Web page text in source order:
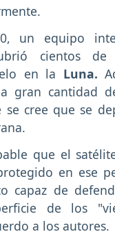
un equipo
cientos
en la Luna.
gran cantidad
cree que se
que el
en ese
capaz de
de los
a los autores.